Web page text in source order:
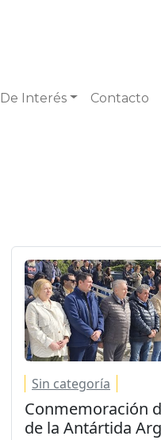
De Interés Contacto
Sin categoría
Conmemoración
de la Antártida